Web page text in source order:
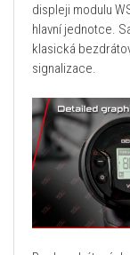
displeji modulu
hlavní jednotce.
klasická
signalizace.